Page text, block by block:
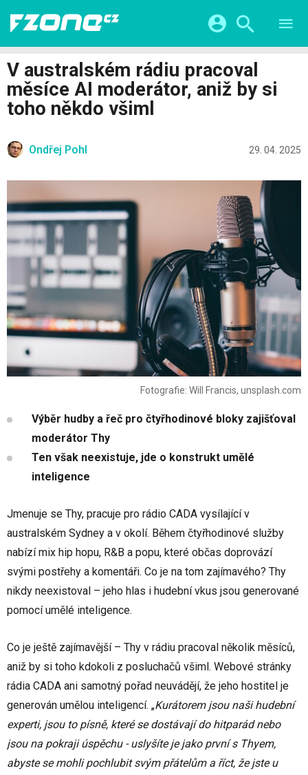
VIDEA
SERIÁLY
CHYTRÁ MĚSTA
ŽIVOT BUDOUCNOSTI
HRY A ZÁBAVA
Facebook Google
V australském rádiu pracoval
měsíce AI moderátor, aniž by si
toho někdo všiml
Ondřej Pohl 29. 04. 2025
Fotografie: Will Francis, unsplash.com
Výběr hudby a řeč pro čtyřhodinové bloky zajišťoval
moderátor Thy
Ten však neexistuje, jde o konstrukt umělé
inteligence
Jmenuje se Thy, pracuje pro rádio CADA vysílající v
australském Sydney a v okolí. Během čtyřhodinové služby
nabízí mix hip hopu, R&B a popu, které občas doprovází
svými postřehy a komentáři. Co je na tom zajímavého? Thy
nikdy neexistoval – jeho hlas i hudební vkus jsou generované
pomocí umělé inteligence.
Co je ještě zajímavější – Thy v rádiu pracoval několik měsíců,
aniž by si toho kdokoli z posluchačů všiml. Webové stránky
rádia CADA ani samotný pořad neuvádějí, že jeho hostitel je
generován umělou inteligencí. „Kurátorem jsou naši hudební
experti, jsou to písně, které se dostávají do hitparád nebo
jsou na pokraji úspěchu - uslyšíte je jako první s Thyem,
abyste se mohli pochlubit svým přátelům a říct, že jste u